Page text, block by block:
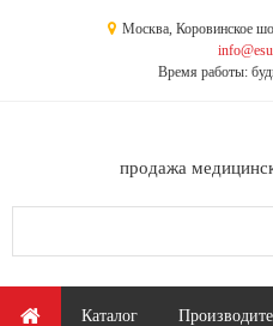
Москва, Коровинское
Время работы:
продажа
Главное меню
Каталог